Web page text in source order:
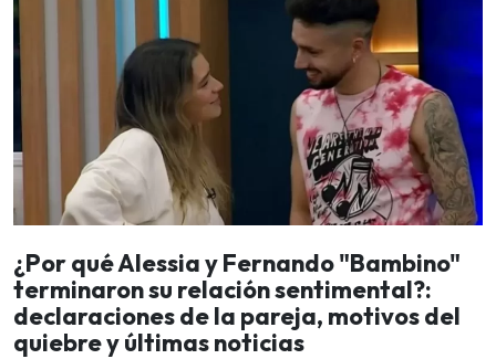
¿Por qué Alessia y Fernando "Bambino"
terminaron su relación sentimental?:
declaraciones de la pareja, motivos del
quiebre y últimas noticias